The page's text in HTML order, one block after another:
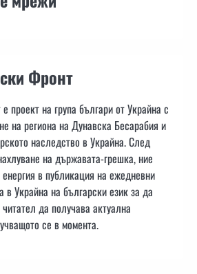
Фронт
проект на група българи от Украйна с
на региона на Дунавска Бесарабия и
наследство в Украйна. След
на държавата-грешка, ние
в публикация на ежедневни
в Украйна на български език за да
да получава актуална
се в момента.